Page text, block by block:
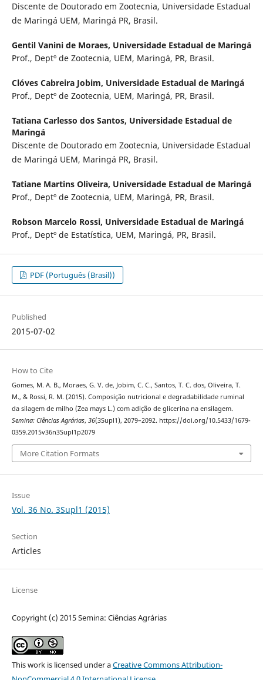
Discente de Doutorado em Zootecnia, Universidade Estadual
de Maringá UEM, Maringá PR, Brasil.
Gentil Vanini de Moraes, Universidade Estadual de Maringá
Prof., Deptº de Zootecnia, UEM, Maringá, PR, Brasil.
Clóves Cabreira Jobim, Universidade Estadual de Maringá
Prof., Deptº de Zootecnia, UEM, Maringá, PR, Brasil.
Tatiana Carlesso dos Santos, Universidade Estadual de
Maringá
Discente de Doutorado em Zootecnia, Universidade Estadual
de Maringá UEM, Maringá PR, Brasil.
Tatiane Martins Oliveira, Universidade Estadual de Maringá
Prof., Deptº de Zootecnia, UEM, Maringá, PR, Brasil.
Robson Marcelo Rossi, Universidade Estadual de Maringá
Prof., Deptº de Estatística, UEM, Maringá, PR, Brasil.
PDF (Português (Brasil))
Published
2015-07-02
How to Cite
Gomes, M. A. B., Moraes, G. V. de, Jobim, C. C., Santos, T. C. dos, Oliveira, T.
M., & Rossi, R. M. (2015). Composição nutricional e degradabilidade ruminal
da silagem de milho (Zea mays L.) com adição de glicerina na ensilagem.
Semina: Ciências Agrárias, 36(3Supl1), 2079–2092. https://doi.org/10.5433/1679-
0359.2015v36n3Supl1p2079
More Citation Formats
Issue
Vol. 36 No. 3Supl1 (2015)
Section
Articles
License
Copyright (c) 2015 Semina: Ciências Agrárias
This work is licensed under aCreative Commons Attribution-